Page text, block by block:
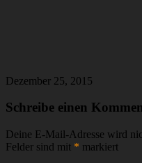
Dezember 25, 2015
Schreibe einen
Deine E-Mail-Adresse wird
Felder sind mit * markiert